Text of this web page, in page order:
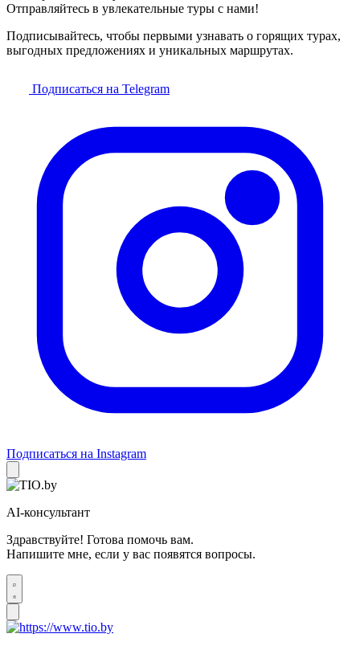
Отправляйтесь в увлекательные туры с нами!
Подписывайтесь, чтобы первыми узнавать о горящих турах,
выгодных предложениях и уникальных маршрутах.
Подписаться на Telegram
Подписаться на Instagram
AI-консультант
Здравствуйте! Готова помочь вам.
Напишите мне, если у вас появятся вопросы.